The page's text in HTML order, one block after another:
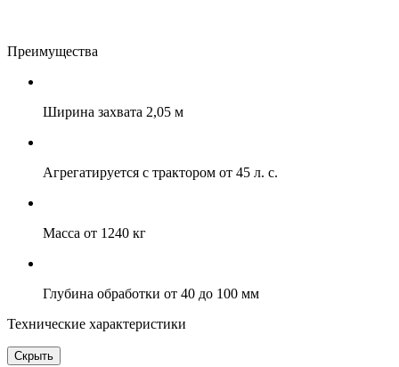
Преимущества
Ширина захвата 2,05 м
Агрегатируется с трактором от 45 л. с.
Масса от 1240 кг
Глубина обработки от 40 до 100 мм
Технические характеристики
Скрыть